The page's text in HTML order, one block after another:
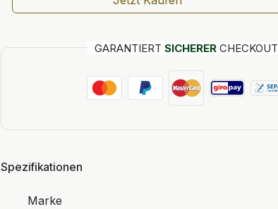
GARANTIERT SICHERERCHECKOUT
Spezifikationen
Marke